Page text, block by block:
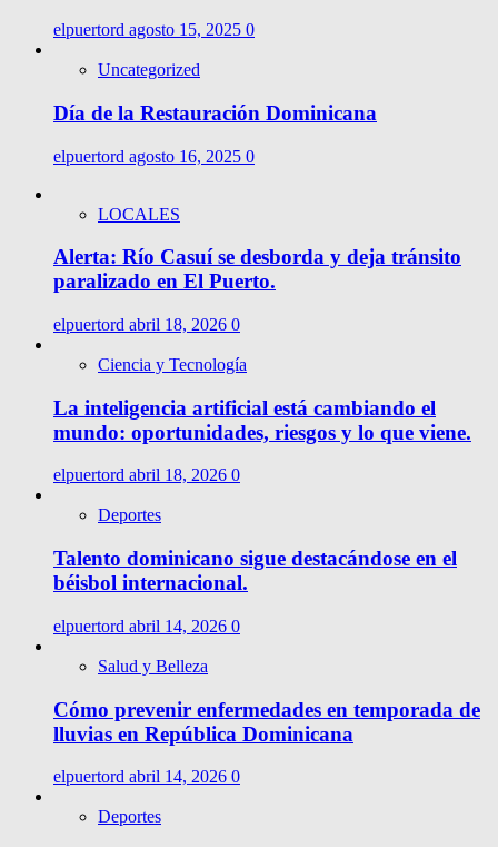
elpuertord agosto 15, 2025 0
Uncategorized
Día de la Restauración Dominicana
elpuertord agosto 16, 2025 0
LOCALES
Alerta: Río Casuí se desborda y deja tránsito
paralizado en El Puerto.
elpuertord abril 18, 2026 0
Ciencia y Tecnología
La inteligencia artificial está cambiando el
mundo: oportunidades, riesgos y lo que viene.
elpuertord abril 18, 2026 0
Deportes
Talento dominicano sigue destacándose en el
béisbol internacional.
elpuertord abril 14, 2026 0
Salud y Belleza
Cómo prevenir enfermedades en temporada de
lluvias en República Dominicana
elpuertord abril 14, 2026 0
Deportes